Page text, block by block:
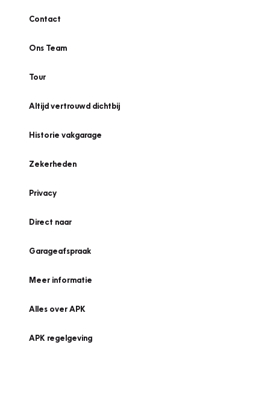
Contact
Ons Team
Tour
Altijd vertrouwd dichtbij
Historie vakgarage
Zekerheden
Privacy
Direct naar
Garageafspraak
Meer informatie
Alles over APK
APK regelgeving